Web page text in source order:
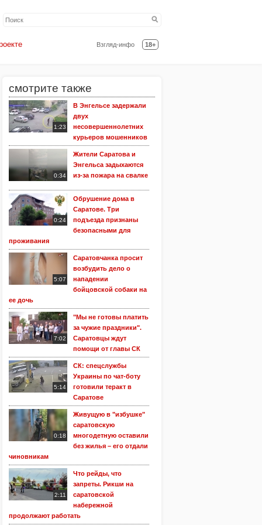
Взгляд-инфо 18+
смотрите также
1:23
В Энгельсе задержали
двух
несовершеннолетних
курьеров мошенников
0:34
Жители Саратова и
Энгельса задыхаются
из-за пожара на свалке
0:24
Обрушение дома в
Саратове. Три
подъезда признаны
безопасными для
проживания
5:07
Саратовчанка просит
возбудить дело о
нападении
бойцовской собаки на
ее дочь
7:02
"Мы не готовы платить
за чужие праздники".
Саратовцы ждут
помощи от главы СК
5:14
СК: спецслужбы
Украины по чат-боту
готовили теракт в
Саратове
0:18
Живущую в "избушке"
саратовскую
многодетную оставили
без жилья – его отдали
чиновникам
2:11
Что рейды, что
запреты. Рикши на
саратовской
набережной
продолжают работать